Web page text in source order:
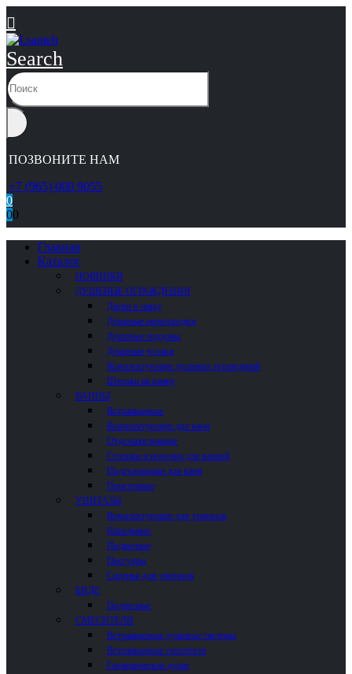
Search
ПОЗВОНИТЕ НАМ
+7 (965) 000 9055
0
00
Главная
Каталог
НОВИНКИ
ДУШЕВЫЕ ОГРАЖДЕНИЯ
Двери в нишу
Душевые перегородки
Душевые поддоны
Душевые уголки
Комплектующие душевых ограждений
Шторки на ванну
ВАННЫ
Встраиваемые
Комплектующие для ванн
Отдельностоящие
Столики и полочки для ванной
Подголовники для ванн
Пристенные
УНИТАЗЫ
Комплектующие для унитазов
Напольные
Подвесные
Писсуары
Сиденья для унитазов
БИДЕ
Подвесные
СМЕСИТЕЛИ
Встраиваемые душевые системы
Встраиваемые смесители
Гигиенические души